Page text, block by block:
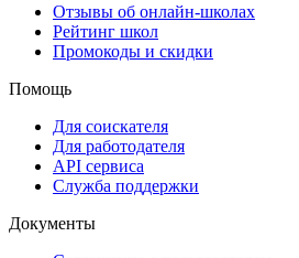
Отзывы об онлайн-школах
Рейтинг школ
Промокоды и скидки
Помощь
Для соискателя
Для работодателя
API сервиса
Служба поддержки
Документы